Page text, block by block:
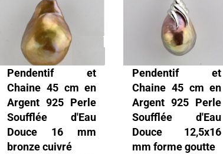
Pendentif et
Chaine 45 cm en
Argent 925 Perle
Soufflée d'Eau
Douce 16 mm
bronze cuivré
Pendentif et
Chaine 45 cm en
Argent 925 Perle
Soufflée d'Eau
Douce 12,5x16
mm forme goutte